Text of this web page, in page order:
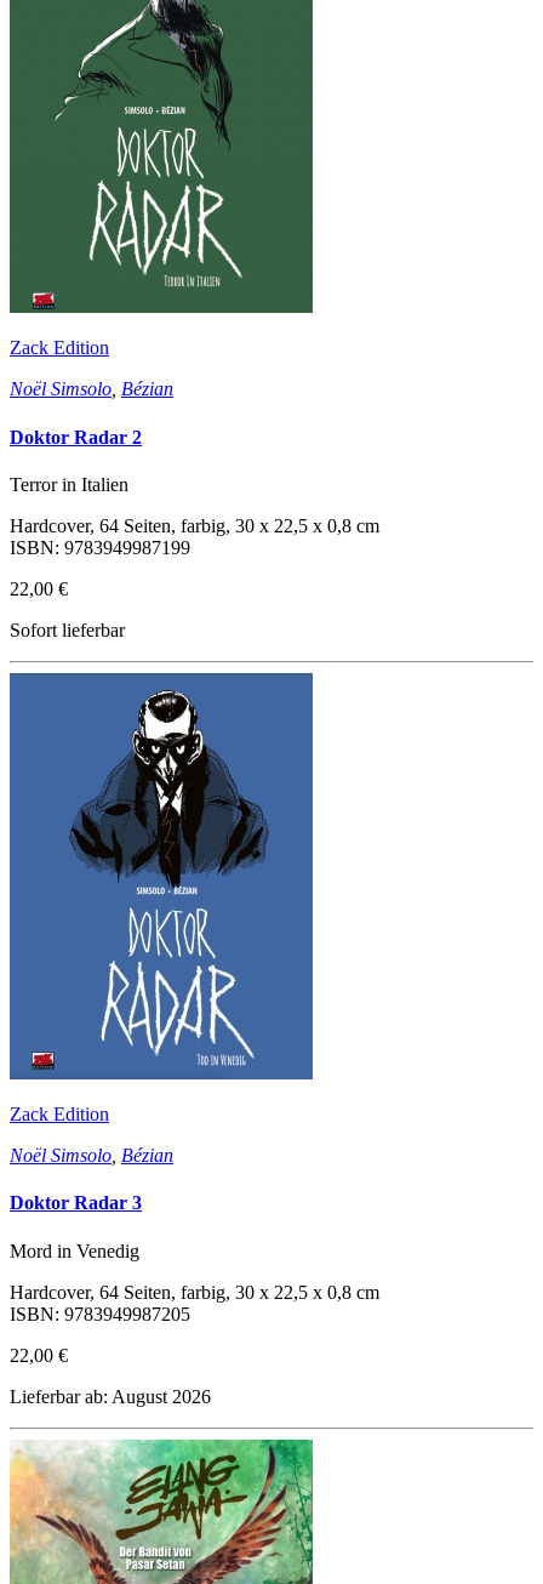
Zack Edition
Noël Simsolo, Bézian
Doktor Radar 2
Terror in Italien
Hardcover, 64 Seiten, farbig, 30 x 22,5 x 0,8 cm
ISBN: 9783949987199
22,00 €
Sofort lieferbar
Zack Edition
Noël Simsolo Bézian
Doktor Radar 3
Mord in Venedig
Hardcover, 64 Seiten, farbig, 30 x 22,5 x 0,8 cm
ISBN: 9783949987205
22,00 €
Lieferbar ab: August 2026